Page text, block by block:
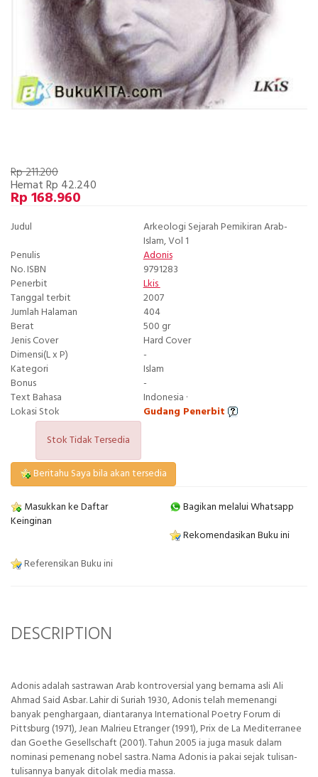
Rp 211.200
Hemat Rp 42.240
Rp 168.960
Judul
Arkeologi Sejarah Pemikiran Arab-
Islam, Vol 1
Penulis
Adonis
No. ISBN
9791283
Penerbit
Lkis
Tanggal terbit
2007
Jumlah Halaman
404
Berat
500 gr
Jenis Cover
Hard Cover
Dimensi(L x P)
-
Kategori
Islam
Bonus
-
Text Bahasa
Indonesia ·
Lokasi Stok
Gudang Penerbit
Stok Tidak Tersedia
Beritahu Saya bila akan tersedia
Masukkan ke Daftar
Keinginan
Bagikan melalui Whatsapp
Rekomendasikan Buku ini
Referensikan Buku ini
DESCRIPTION
Adonis adalah sastrawan Arab kontroversial yang bernama asli Ali
Ahmad Said Asbar. Lahir di Suriah 1930, Adonis telah memenangi
banyak penghargaan, diantaranya International Poetry Forum di
Pittsburg (1971), Jean Malrieu Etranger (1991), Prix de La Mediterranee
dan Goethe Gesellschaft (2001). Tahun 2005 ia juga masuk dalam
nominasi pemenang nobel sastra. Nama Adonis ia pakai sejak tulisan-
tulisannya banyak ditolak media massa.